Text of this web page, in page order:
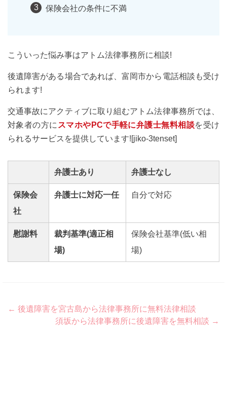
保険会社の条件に不満
こういった悩み事はアトム法律事務所に相談!
後遺障害がある場合であれば、富岡市から電話相談も受け
られます!
交通事故にアクティブに取り組むアトム法律事務所では、
対象者の方に スマホやPCで手軽に弁護士無料相談を受け
られるサービスを提供しています![jiko-3tenset]
弁護士あり 弁護士なし
保険会
社
弁護士に対応一任 自分で対応
慰謝料
裁判基準(適正相
場)
保険会社基準(低い相
場)
Post
navigation
← 後遺障害を宮古島から法律事務所に無料法律相談
須坂から法律事務所に後遺障害を無料相談 →